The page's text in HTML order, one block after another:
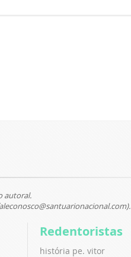
autoral.
Redentoristas
história pe. vitor